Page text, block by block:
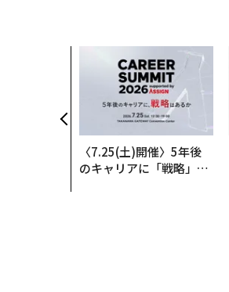
〈7.25(土)開催〉5年後
のキャリアに「戦略」は